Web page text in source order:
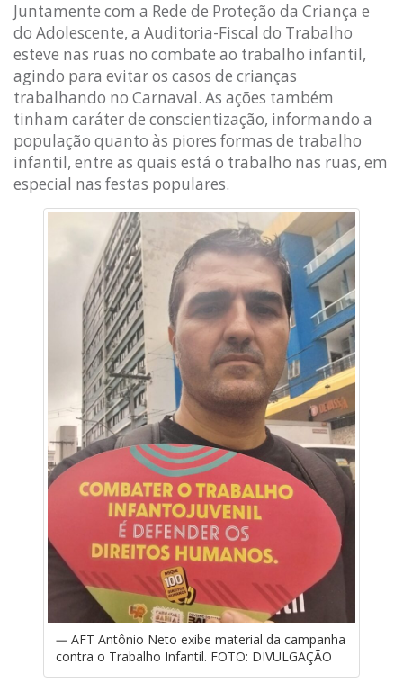
Juntamente com a Rede de Proteção da Criança e
do Adolescente, a Auditoria-Fiscal do Trabalho
esteve nas ruas no combate ao trabalho infantil,
agindo para evitar os casos de crianças
trabalhando no Carnaval. As ações também
tinham caráter de conscientização, informando a
população quanto às piores formas de trabalho
infantil, entre as quais está o trabalho nas ruas, em
especial nas festas populares.
AFT Antônio Neto exibe material da campanha
contra o Trabalho Infantil. FOTO: DIVULGAÇÃO